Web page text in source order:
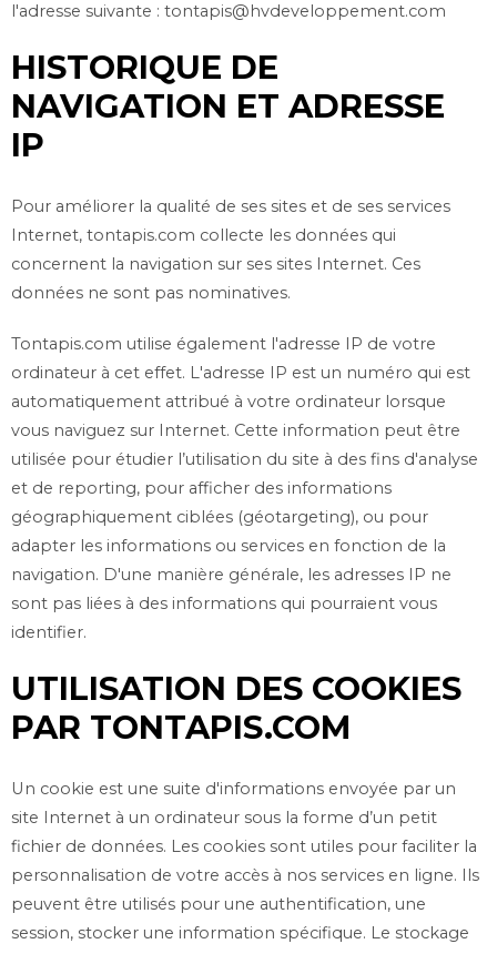
l'adresse suivante : tontapis@hvdeveloppement.com
HISTORIQUE DE
NAVIGATION ET ADRESSE
IP
Pour améliorer la qualité de ses sites et de ses services
Internet, tontapis.com collecte les données qui
concernent la navigation sur ses sites Internet. Ces
données ne sont pas nominatives.
Tontapis.com utilise également l'adresse IP de votre
ordinateur à cet effet. L'adresse IP est un numéro qui est
automatiquement attribué à votre ordinateur lorsque
vous naviguez sur Internet. Cette information peut être
utilisée pour étudier l’utilisation du site à des fins d'analyse
et de reporting, pour afficher des informations
géographiquement ciblées (géotargeting), ou pour
adapter les informations ou services en fonction de la
navigation. D'une manière générale, les adresses IP ne
sont pas liées à des informations qui pourraient vous
identifier.
UTILISATION DES COOKIES
PAR TONTAPIS.COM
Un cookie est une suite d'informations envoyée par un
site Internet à un ordinateur sous la forme d’un petit
fichier de données. Les cookies sont utiles pour faciliter la
personnalisation de votre accès à nos services en ligne. Ils
peuvent être utilisés pour une authentification, une
session, stocker une information spécifique. Le stockage